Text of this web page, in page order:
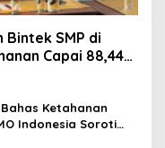
SMP di
Capai 88,44
Bahas Ketahanan
Indonesia Soroti
Lintas Sektor